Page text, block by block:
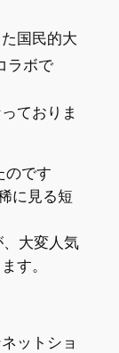
国民的大
ラボで
ておりま
のです
に見る短
大変人気
す。
ットショ